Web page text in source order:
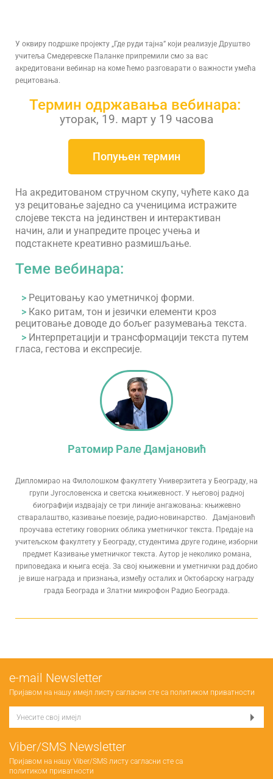
У оквиру подршке пројекту „Где руди тајна” који реализује Друштво
учитеља Смедеревске Паланке припремили смо за вас
акредитовани вебинар на коме ћемо разговарати о важности умећа
рецитовања.
Термин одржавања вебинара:
уторак, 19. март у 19 часова
Попуњен термин
На акредитованом стручном скупу, чућете како да
уз рецитовање заједно са ученицима истражите
слојеве текста на јединствен и интерактиван
начин, али и унапредите процес учења и
подстакнете креативно размишљање.
Теме вебинара:
> Рецитовању као уметничкој форми.
> Како ритам, тон и језички елементи кроз
рецитовање доводе до бољег разумевања текста.
> Интерпретацији и трансформацији текста путем
гласа, гестова и експресије.
Ратомир Рале Дамјановић
Дипломирао на Филолошком факултету Универзитета у Београду, на
групи Југословенска и светска књижевност. У његовој радној
биографији издвајају се три линије ангажовања: књижевно
стваралаштво, казивање поезије, радио-новинарство. Дамјановић
проучава естетику говорних облика уметничког текста. Предаје на
учитељском факултету у Београду, студентима друге године, изборни
предмет Казивање уметничког текста. Аутор је неколико романа,
приповедака и књига есеја. За свој књижевни и уметнички рад добио
је више награда и признања, између осталих и Октобарску награду
града Београда и Златни микрофон Радио Београда.
е-mail Newsletter
Пријавом на нашу имејл листу сагласни сте са политиком приватности
Viber/SMS Newsletter
Пријавом на нашу Viber/SMS листу сагласни сте са
политиком приватности